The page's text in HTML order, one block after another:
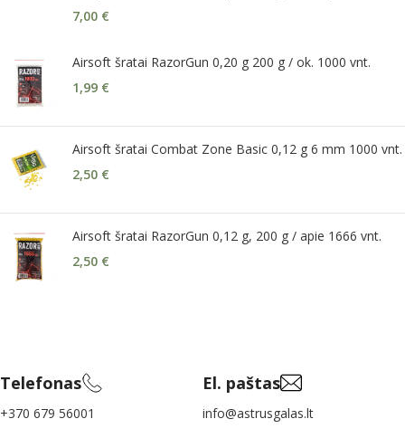
7,00 €
Airsoft šratai RazorGun 0,20 g 200 g / ok. 1000 vnt.
1,99 €
Airsoft šratai Combat Zone Basic 0,12 g 6 mm 1000 vnt.
2,50 €
Airsoft šratai RazorGun 0,12 g, 200 g / apie 1666 vnt.
2,50 €
Telefonas
+370 679 56001
El. paštas
info@astrusgalas.lt